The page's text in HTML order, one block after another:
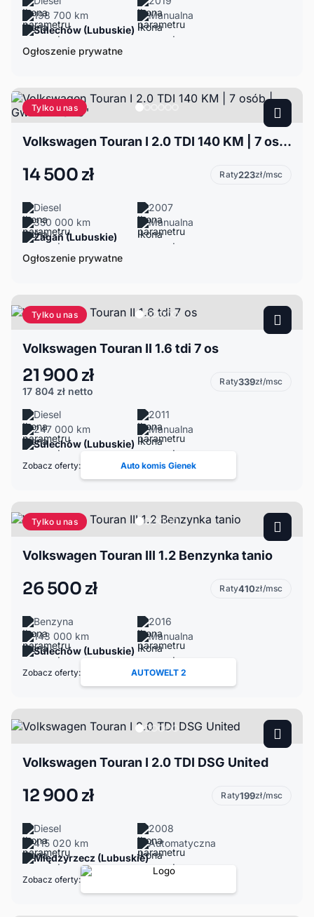
198 700 km
Manualna
Sulechów (Lubuskie)
Ogłoszenie prywatne
Tylko u nas
Volkswagen Touran I 2.0 TDI 140 KM | 7 osób | Gwint MTS 18"
14 500 zł Raty223zł/msc
Diesel
2007
350 000 km
Manualna
Żagań (Lubuskie)
Ogłoszenie prywatne
Tylko u nas
Volkswagen Touran II 1.6 tdi 7 os
21 900 zł
17 804 zł netto
Raty339zł/msc
Diesel
2011
247 000 km
Manualna
Sulechów (Lubuskie)
Zobacz oferty: Auto komis Gienek
Tylko u nas
Volkswagen Touran III 1.2 Benzynka tanio
26 500 zł Raty410zł/msc
Benzyna
2016
143 000 km
Manualna
Sulechów (Lubuskie)
Zobacz oferty: AUTOWELT 2
Volkswagen Touran I 2.0 TDI DSG United
12 900 zł Raty199zł/msc
Diesel
2008
415 020 km
Automatyczna
Międzyrzecz (Lubuskie)
Zobacz oferty: